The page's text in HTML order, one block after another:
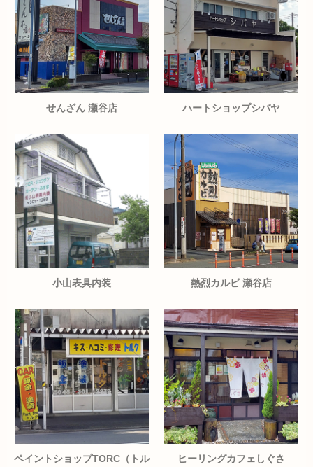
せんざん 瀬谷店 ハートショップシバヤ
小山表具内装 熱烈カルビ 瀬谷店
ペイントショップTORC（トル
ヒーリングカフェしぐさ